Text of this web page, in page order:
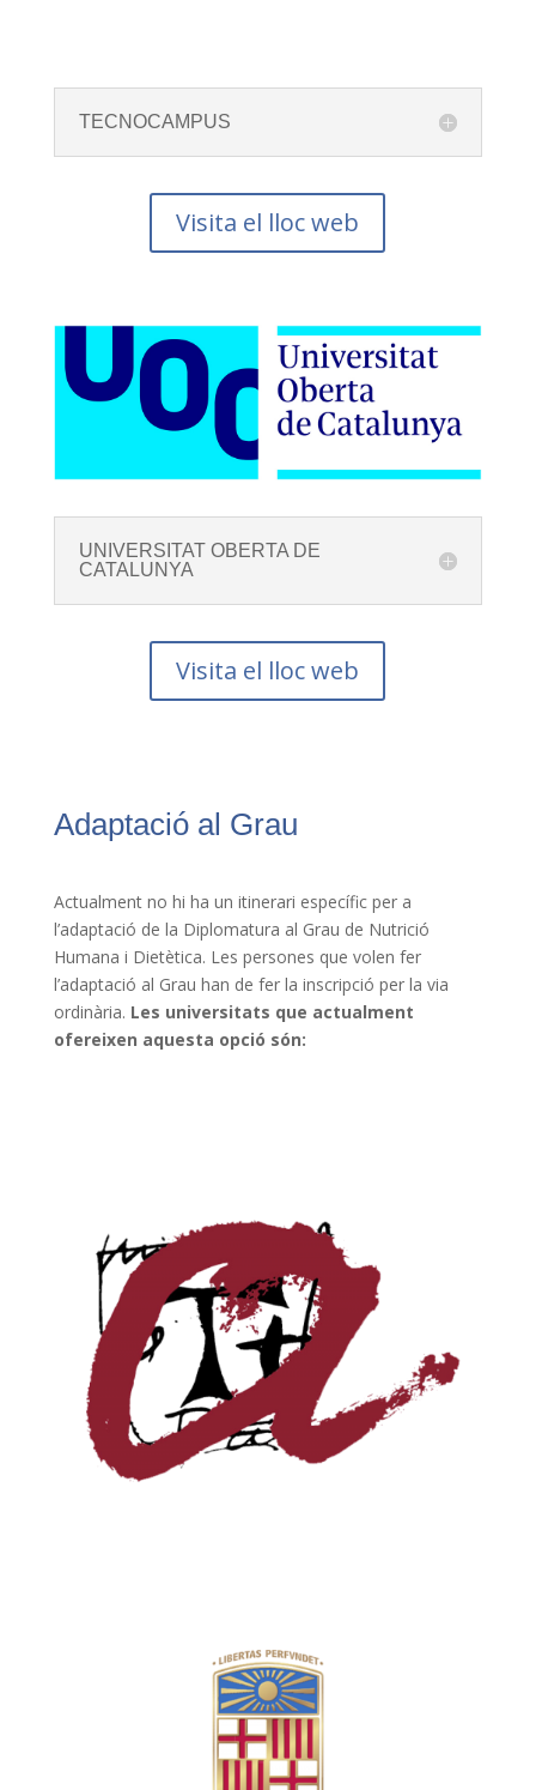
TECNOCAMPUS
Visita el lloc web
UNIVERSITAT OBERTA DE
CATALUNYA
Visita el lloc web
Adaptació al Grau
Actualment no hi ha un itinerari específic per a
l’adaptació de la Diplomatura al Grau de Nutrició
Humana i Dietètica. Les persones que volen fer
l’adaptació al Grau han de fer la inscripció per la via
ordinària. Les universitats que actualment
ofereixen aquesta opció són: